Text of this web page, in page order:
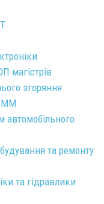
магістрів
згоряння
автомобільного
та ремонту
та гідравлики